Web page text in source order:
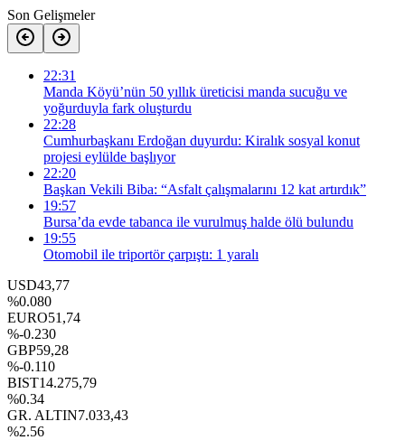
Son Gelişmeler
22:31
Manda Köyü’nün 50 yıllık üreticisi manda sucuğu ve
yoğurduyla fark oluşturdu
22:28
Cumhurbaşkanı Erdoğan duyurdu: Kiralık sosyal konut
projesi eylülde başlıyor
22:20
Başkan Vekili Biba: “Asfalt çalışmalarını 12 kat artırdık”
19:57
Bursa’da evde tabanca ile vurulmuş halde ölü bulundu
19:55
Otomobil ile triportör çarpıştı: 1 yaralı
USD43,77
%0.080
EURO51,74
%-0.230
GBP59,28
%-0.110
BIST14.275,79
%0.34
GR. ALTIN7.033,43
%2.56